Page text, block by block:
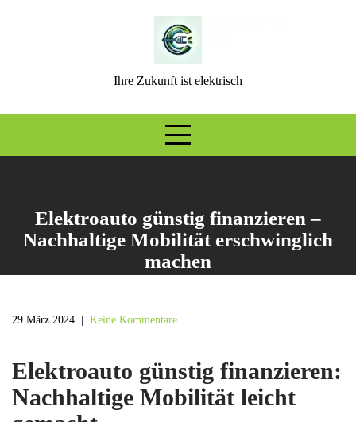
Ihre Zukunft ist elektrisch
Elektroauto günstig finanzieren –
Nachhaltige Mobilität erschwinglich
machen
29 März 2024 Keine Kommentare
Elektroauto günstig finanzieren:
Nachhaltige Mobilität leicht